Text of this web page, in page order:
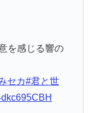
を感じる響の
セカ#君と世